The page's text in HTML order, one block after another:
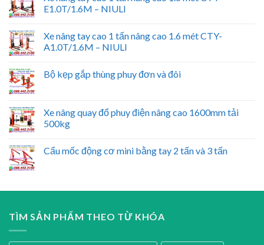
E1.0T/1.6M – NIULI
Xe nâng tay cao 1 tấn nâng cao 1.6 mét CTY-
A1.0T/1.6M – NIULI
Bộ kẹp gắp thùng phuy đơn và đôi
Xe nâng quay đổ phuy điện nâng cao 1600mm tải
500kg
Cẩu mốc động cơ mini bằng tay 2 tấn và 3 tấn
TÌM SẢN PHẨM THEO TỪ KHÓA